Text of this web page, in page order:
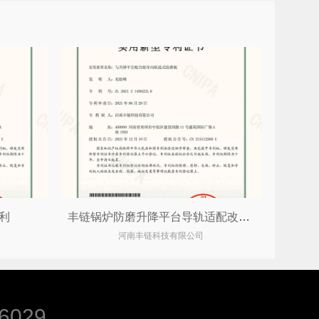
丰链锅炉防磨升降平台导轨适配改造专利
河南丰链科技有限公司